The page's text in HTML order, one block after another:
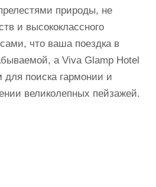
природы, не
и высококлассного
что ваша поездка в
а Viva Glamp Hotel
поиска гармонии и
великолепных пейзажей.